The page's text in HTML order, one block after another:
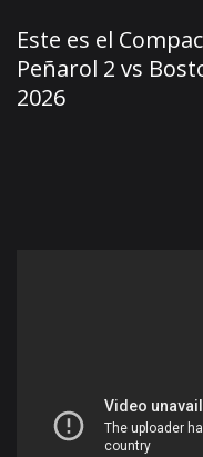
Este es el
Peñarol 2 vs
2026